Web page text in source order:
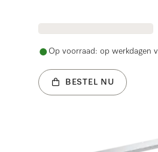
Op voorraad: op werkdagen
BESTEL NU